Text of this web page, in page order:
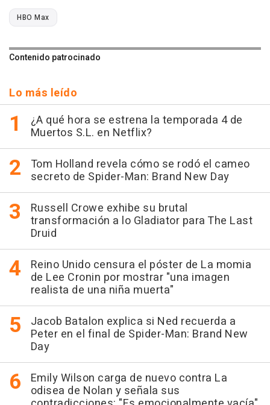
HBO Max
Contenido patrocinado
Lo más leído
¿A qué hora se estrena la temporada 4 de
Muertos S.L. en Netflix?
Tom Holland revela cómo se rodó el cameo
secreto de Spider-Man: Brand New Day
Russell Crowe exhibe su brutal
transformación a lo Gladiator para The Last
Druid
Reino Unido censura el póster de La momia
de Lee Cronin por mostrar "una imagen
realista de una niña muerta"
Jacob Batalon explica si Ned recuerda a
Peter en el final de Spider-Man: Brand New
Day
Emily Wilson carga de nuevo contra La
odisea de Nolan y señala sus